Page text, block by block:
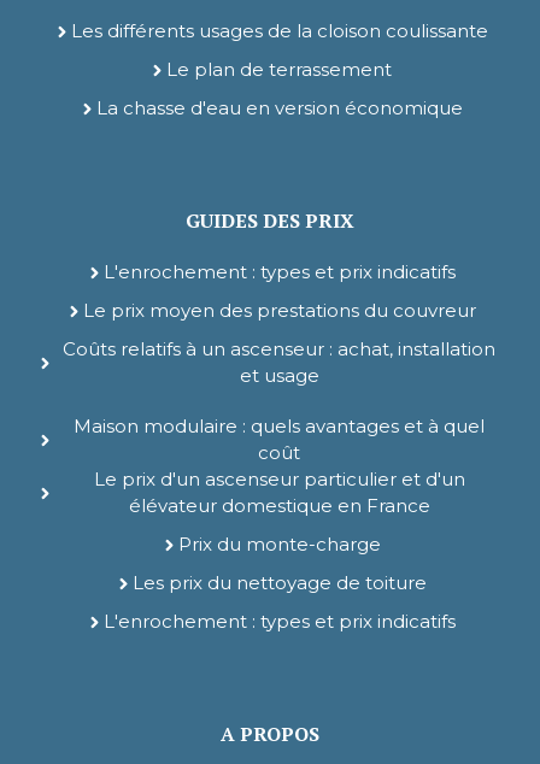
Les différents usages de la cloison coulissante
Le plan de terrassement
La chasse d'eau en version économique
GUIDES DES PRIX
L'enrochement : types et prix indicatifs
Le prix moyen des prestations du couvreur
Coûts relatifs à un ascenseur : achat, installation
et usage
Maison modulaire : quels avantages et à quel
coût
Le prix d'un ascenseur particulier et d'un
élévateur domestique en France
Prix du monte-charge
Les prix du nettoyage de toiture
L'enrochement : types et prix indicatifs
A PROPOS